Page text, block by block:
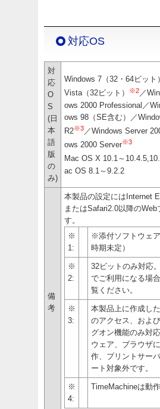
対応OS
対
応
O
S
(日
本
語
版
の
み)
Windows 7（32・64ビット）
Vista（32ビット）
※2／
ows 2000 Professional／
ows 98（SE含む）／
R2※3 ／Windows Server
ows 2000 Server※3
Mac OS X 10.1～
ac OS 8.1～9.2.2
備
考
本製品の設定にはInternet
またはSafari2.0以降の
す。
※
1:
※添付ソフトウェ
時期未定）
※
2:
32ビットのみ対応
でご利用になる場合
覧ください。
※
3:
本製品上に作成し
のアクセス、およ
グオン機能のみ対
ウェア、ブラウザ
作、プリントサー
ート対象外です。
※
4:
TimeMachineは動作